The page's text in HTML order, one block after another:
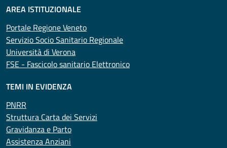
AREA ISTITUZIONALE
Portale Regione Veneto
Servizio Socio Sanitario Regionale
Università di Verona
FSE - Fascicolo sanitario Elettronico
TEMI IN EVIDENZA
PNRR
Struttura Carta dei Servizi
Gravidanza e Parto
Assistenza Anziani